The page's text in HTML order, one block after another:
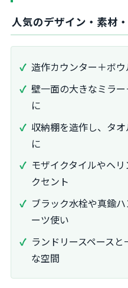
人気のデザイン・素材
造作カウンター＋ボ
壁一面の大きなミラ
に
収納棚を造作し、タ
に
モザイクタイルやヘ
クセント
ブラック水栓や真鍮
ーツ使い
ランドリースペース
な空間